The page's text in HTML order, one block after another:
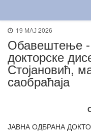
19 МАЈ 2026
Обавештење -
докторске
Стојановић,
саобраћаја
ЈАВНА ОДБРАНА